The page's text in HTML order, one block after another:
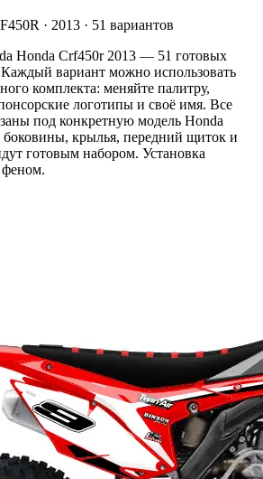
· 2013 · 51 вариантов
Honda Crf450r 2013 — 51 готовых
вариант можно использовать
комплекта: меняйте палитру,
логотипы и своё имя. Все
под конкретную модель Honda
крылья, передний щиток и
готовым набором. Установка
феном.